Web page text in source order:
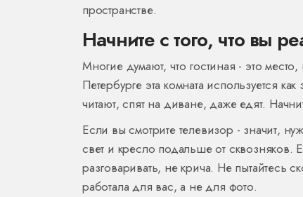
пространстве.
Начните с того, что вы
Многие думают, что гостиная - это
Петербурге эта комната используется
читают, спят на диване, даже едят.
Если вы смотрите телевизор - значит,
свет и кресло подальше от сквозняков.
разговаривать, не крича. Не пытайтесь
работала для вас, а не для фото.